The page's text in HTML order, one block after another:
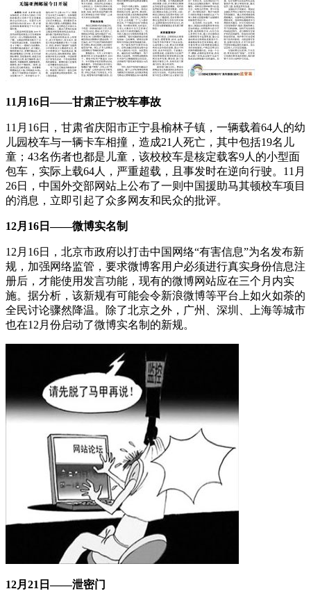
11月16日——甘肃正宁校车事故
11月16日，甘肃省庆阳市正宁县榆林子镇，一辆载着64人的幼
儿园校车与一辆卡车相撞，造成21人死亡，其中包括19名儿
童；43名伤者也都是儿童，该校校车是核定载客9人的小型面
包车，实际上载64人，严重超载，且事发时在逆向行驶。11月
26日，中国外交部网站上公布了一则中国援助马其顿校车项目
的消息，立即引起了众多网友和民众的批评。
12月16日——微博实名制
12月16日，北京市政府以打击中国网络“有害信息”为名发布新
规，加强网络监管，要求微博客用户必须进行真实身份信息注
册后，才能使用发言功能，现有的微博网站应在三个月内实
施。据分析，该新规有可能会令新浪微博等平台上如火如荼的
全民讨论骤然降温。除了北京之外，广州、深圳、上海等城市
也在12月份启动了微博实名制的新规。
12月21日——泄密门